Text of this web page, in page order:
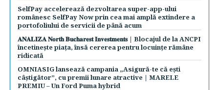
SelfPay accelerează dezvoltarea super-app-ului
românesc SelfPay Now prin cea mai amplă extindere a
portofoliului de servicii de până acum
𝐀𝐍𝐀𝐋𝐈𝐙𝐀 𝐍𝐨𝐫𝐭𝐡 𝐁𝐮𝐜𝐡𝐚𝐫𝐞𝐬𝐭 𝐈𝐧𝐯𝐞𝐬𝐭𝐦𝐞𝐧𝐭𝐬 | Blocajul de la ANCPI
încetinește piața, însă cererea pentru locuințe rămâne
ridicată
OMNIASIG lansează campania „Asigură-te că ești
câștigător”, cu premii lunare atractive | MARELE
PREMIU – Un Ford Puma hybrid